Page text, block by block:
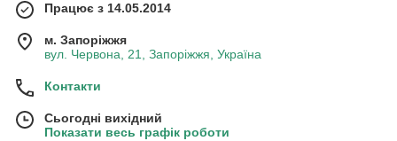
Працює з 14.05.2014
м. Запоріжжя
вул. Червона, 21, Запоріжжя, Україна
Контакти
Сьогодні вихідний
Показати весь графік роботи